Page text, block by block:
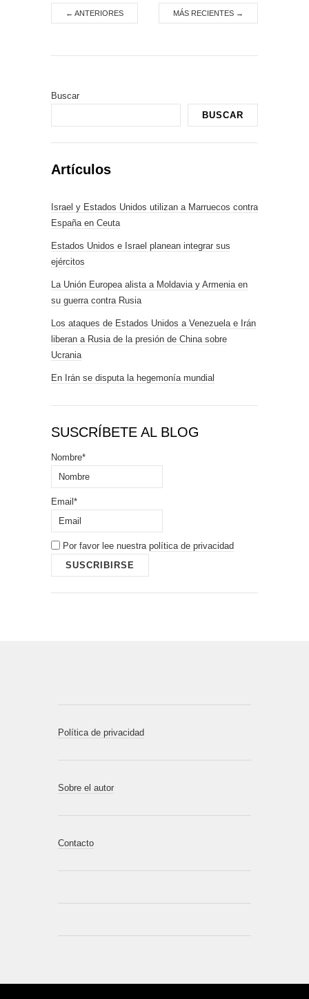
← ANTERIORES MÁS RECIENTES →
Buscar
BUSCAR
Artículos
Israel y Estados Unidos utilizan a Marruecos contra
España en Ceuta
Estados Unidos e Israel planean integrar sus
ejércitos
La Unión Europea alista a Moldavia y Armenia en
su guerra contra Rusia
Los ataques de Estados Unidos a Venezuela e Irán
liberan a Rusia de la presión de China sobre
Ucrania
En Irán se disputa la hegemonía mundial
SUSCRÍBETE AL BLOG
Nombre*
Email*
Por favor lee nuestra política de privacidad
Política de privacidad
Sobre el autor
Contacto